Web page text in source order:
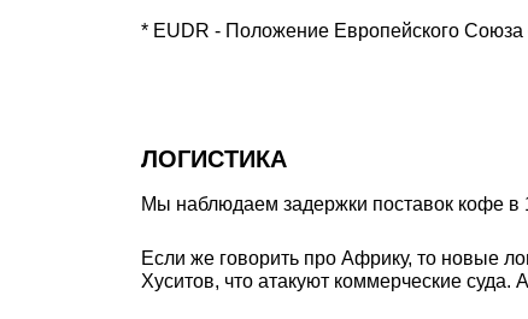
* EUDR - Положение Европейского
ЛОГИСТИКА
Мы наблюдаем задержки поставок кофе в
Если же говорить про Африку, то новые
Хуситов, что атакуют коммерческие суда.